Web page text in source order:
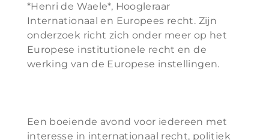
*Henri de Waele*, Hoogleraar
Internationaal en Europees recht. Zijn
onderzoek richt zich onder meer op het
Europese institutionele recht en de
werking van de Europese instellingen.
Een boeiende avond voor iedereen met
interesse in internationaal recht, politiek